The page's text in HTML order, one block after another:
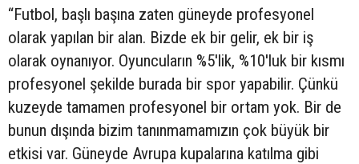
“Futbol, başlı başına zaten güneyde profesyonel
olarak yapılan bir alan. Bizde ek bir gelir, ek bir iş
olarak oynanıyor. Oyuncuların %5'lik, %10'luk bir kısmı
profesyonel şekilde burada bir spor yapabilir. Çünkü
kuzeyde tamamen profesyonel bir ortam yok. Bir de
bunun dışında bizim tanınmamamızın çok büyük bir
etkisi var. Güneyde Avrupa kupalarına katılma gibi